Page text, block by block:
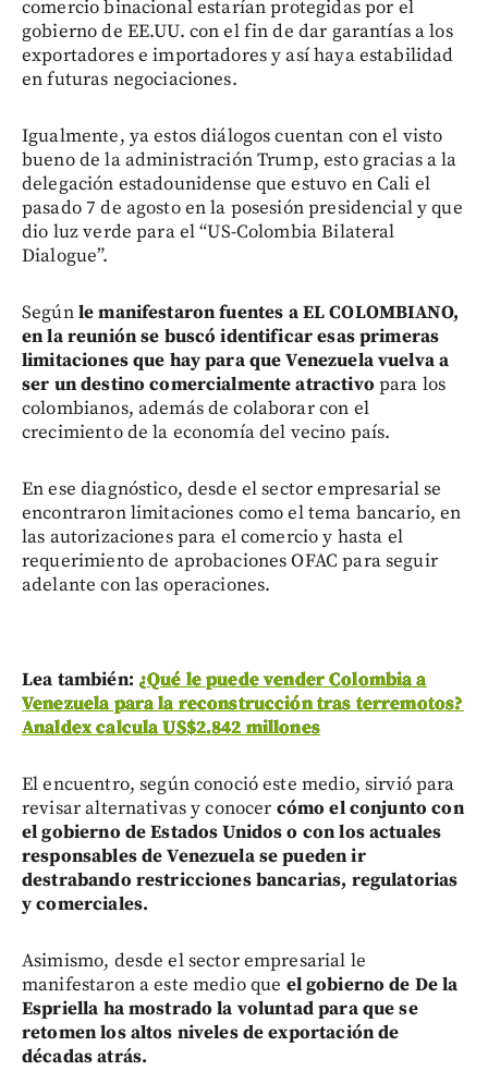
comercio binacional estarían protegidas por el
gobierno de EE.UU. con el fin de dar garantías a los
exportadores e importadores y así haya estabilidad
en futuras negociaciones.
Igualmente, ya estos diálogos cuentan con el visto
bueno de la administración Trump, esto gracias a la
delegación estadounidense que estuvo en Cali el
pasado 7 de agosto en la posesión presidencial y que
dio luz verde para el “US-Colombia Bilateral
Dialogue”.
Segúnle manifestaron fuentes a EL COLOMBIANO,
en la reunión se buscó identificar esas primeras
limitaciones que hay para que Venezuela vuelva a
ser un destino comercialmente atractivo para los
colombianos, además de colaborar con el
crecimiento de la economía del vecino país.
En ese diagnóstico, desde el sector empresarial se
encontraron limitaciones como el tema bancario, en
las autorizaciones para el comercio y hasta el
requerimiento de aprobaciones OFAC para seguir
adelante con las operaciones.
Lea también: ¿Qué le puede vender Colombia a
Venezuela para la reconstrucción tras terremotos?
Analdex calcula US$2.842 millones
El encuentro, según conoció este medio, sirvió para
revisar alternativas y conocer cómo el conjunto con
el gobierno de Estados Unidos o con los actuales
responsables de Venezuela se pueden ir
destrabando restricciones bancarias, regulatorias
y comerciales.
Asimismo, desde el sector empresarial le
manifestaron a este medio que el gobierno de De la
Espriella ha mostrado la voluntad para que se
retomen los altos niveles de exportación de
décadas atrás.